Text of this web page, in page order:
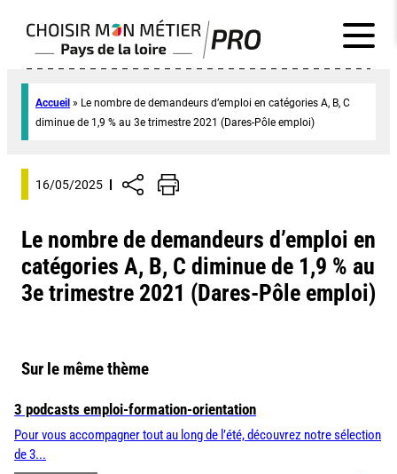
Accueil » Le nombre de demandeurs d’emploi en catégories A, B, C
diminue de 1,9 % au 3e trimestre 2021 (Dares-Pôle emploi)
16/05/2025
Le nombre de demandeurs d’emploi en
catégories A, B, C diminue de 1,9 % au
3e trimestre 2021 (Dares-Pôle emploi)
Sur le même thème
3 podcasts emploi-formation-orientation
Pour vous accompagner tout au long de l’été, découvrez notre sélection
de 3...